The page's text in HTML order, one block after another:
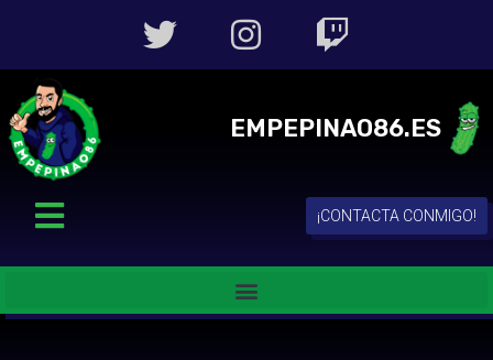
EMPEPINAO86.ES
¡CONTACTA CONMIGO!